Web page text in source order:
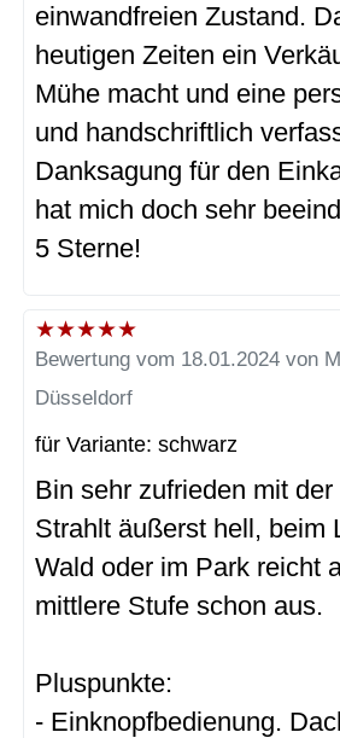
einwandfreien Zustand.
heutigen Zeiten ein
Mühe macht und eine
und handschriftlich
Danksagung für den
hat mich doch sehr
5 Sterne!
★★★★★
Bewertung vom 18.01.2024 von
Düsseldorf
für Variante: schwarz
Bin sehr zufrieden mit der
Strahlt äußerst hell, beim
Wald oder im Park reicht
mittlere Stufe schon aus.
Pluspunkte:
- Einknopfbedienung.